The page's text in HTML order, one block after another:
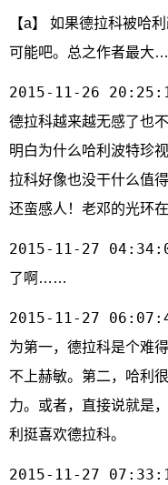
【a】 如果德拉科被哈
可能吧。总之作者最大
2015-11-26
德拉科越来越无感了也
明白为什么哈利波特珍
拉科好像也没干什么值
还蛮感人！老邓的光环
2015-11-27
了啊……
2015-11-27
为第一，德拉科是个难
不上赫敏。第二，哈利
力。或者，直接说就是
利挺喜欢德拉科。
2015-11-27